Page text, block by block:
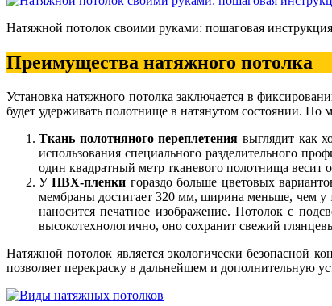
Натяжной потолок своими руками: пошаговая инструкция
Преимущества натяжного потолка
Установка натяжного потолка заключается в
будет удерживать полотнище в натянутом состоянии.
Ткань полотняного переплетения выглядит как
использования специального разделительного
один квадратный метр тканевого полотнища весит
УПВХ-пленки гораздо больше цветовых
мембраны достигает 320 мм, ширина меньше, чем у
наносится печатное изображение. Потолок с
высокотехнологично, оно сохранит свежий
Натяжной потолок является экологически безопасной
позволяет перекраску в дальнейшем и дополнительную